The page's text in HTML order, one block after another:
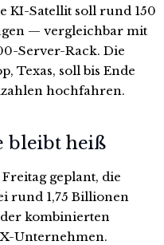
KI-Satellit soll rund 150
— vergleichbar mit
Server-Rack. Die
Texas, soll bis Ende
hochfahren.
bleibt heiß
geplant, die
rund 1,75 Billionen
kombinierten
Unternehmen.